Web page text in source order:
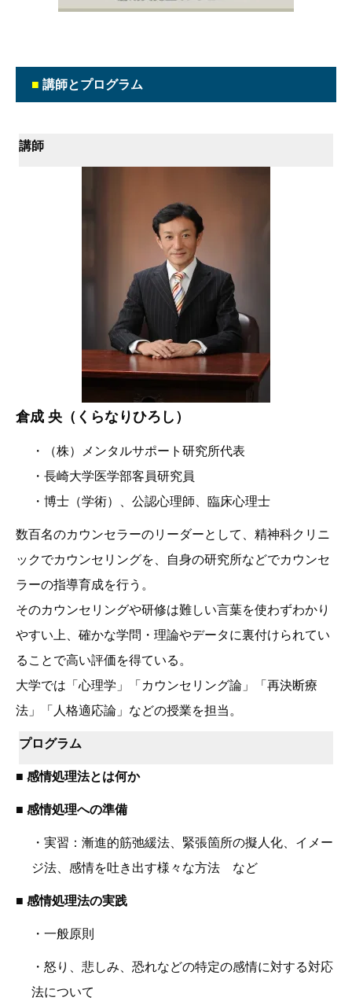
■ 講師とプログラム
講師
倉成 央（くらなりひろし）
・（株）メンタルサポート研究所代表
・長崎大学医学部客員研究員
・博士（学術）、公認心理師、臨床心理士
数百名のカウンセラーのリーダーとして、精神科クリニ
ックでカウンセリングを、自身の研究所などでカウンセ
ラーの指導育成を行う。
そのカウンセリングや研修は難しい言葉を使わずわかり
やすい上、確かな学問・理論やデータに裏付けられてい
ることで高い評価を得ている。
大学では「心理学」「カウンセリング論」「再決断療
法」「人格適応論」などの授業を担当。
プログラム
■ 感情処理法とは何か
■ 感情処理への準備
・実習：漸進的筋弛緩法、緊張箇所の擬人化、イメー
ジ法、感情を吐き出す様々な方法 など
■ 感情処理法の実践
・一般原則
・怒り、悲しみ、恐れなどの特定の感情に対する対応
法について